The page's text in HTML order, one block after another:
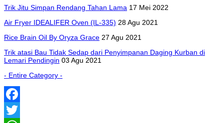
Trik Jitu Simpan Rendang Tahan Lama 17 Mei 2022
Air Fryer IDEALIFER Oven (IL-335) 28 Agu 2021
Rice Brain Oil By Oryza Grace 27 Agu 2021
Trik atasi Bau Tidak Sedap dari Penyimpanan Daging Kurban di
Lemari Pendingin 03 Agu 2021
- Entire Category -
Facebook